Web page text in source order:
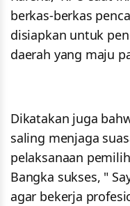
berkas-berkas
disiapkan untuk
daerah yang maju
Dikatakan juga
saling menjaga
pelaksanaan
Bangka sukses, "
agar bekerja